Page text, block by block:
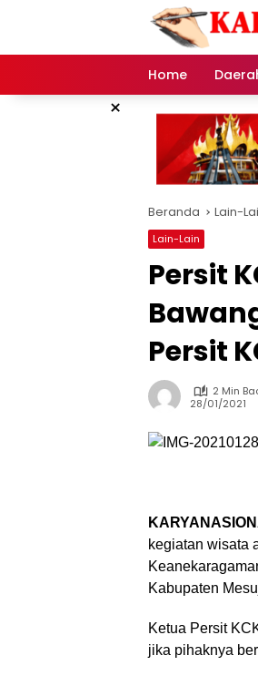
Home
×
Beranda Lain-
Lain-Lain
Persit
Persit
2 Min
28/01/2021
kegiatan wisata
Kabupaten
Ketua Persit
jika pihaknya